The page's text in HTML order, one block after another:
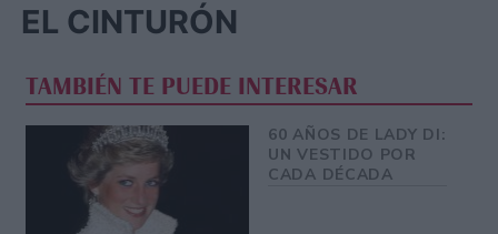
EL CINTURÓN
TAMBIÉN TE PUEDE INTERESAR
60 AÑOS DE LADY DI:
UN VESTIDO POR
CADA DÉCADA